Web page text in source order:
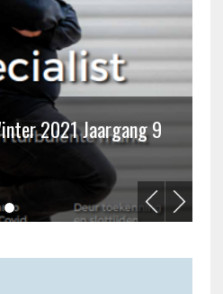
2021 Jaargang 9